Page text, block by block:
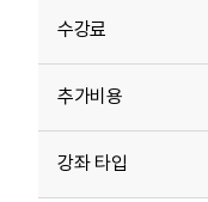
수강료
추가비용
강좌 타입